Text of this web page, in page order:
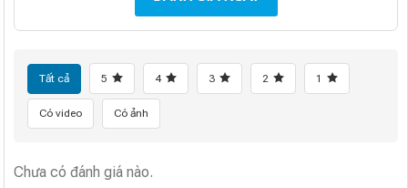
Tất cả 5 4 3 2 1
Có video Có ảnh
Chưa có đánh giá nào.